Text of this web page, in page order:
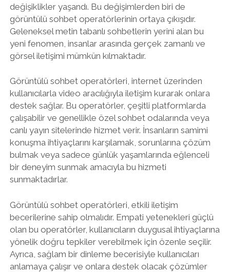
değişiklikler yaşandı. Bu değişimlerden biri de
görüntülü sohbet operatörlerinin ortaya çıkışıdır.
Geleneksel metin tabanlı sohbetlerin yerini alan bu
yeni fenomen, insanlar arasında gerçek zamanlı ve
görsel iletişimi mümkün kılmaktadır.
Görüntülü sohbet operatörleri, internet üzerinden
kullanıcılarla video aracılığıyla iletişim kurarak onlara
destek sağlar. Bu operatörler, çeşitli platformlarda
çalışabilir ve genellikle özel sohbet odalarında veya
canlı yayın sitelerinde hizmet verir. İnsanların samimi
konuşma ihtiyaçlarını karşılamak, sorunlarına çözüm
bulmak veya sadece günlük yaşamlarında eğlenceli
bir deneyim sunmak amacıyla bu hizmeti
sunmaktadırlar.
Görüntülü sohbet operatörleri, etkili iletişim
becerilerine sahip olmalıdır. Empati yetenekleri güçlü
olan bu operatörler, kullanıcıların duygusal ihtiyaçlarına
yönelik doğru tepkiler verebilmek için özenle seçilir.
Ayrıca, sağlam bir dinleme becerisiyle kullanıcıları
anlamaya çalışır ve onlara destek olacak çözümler